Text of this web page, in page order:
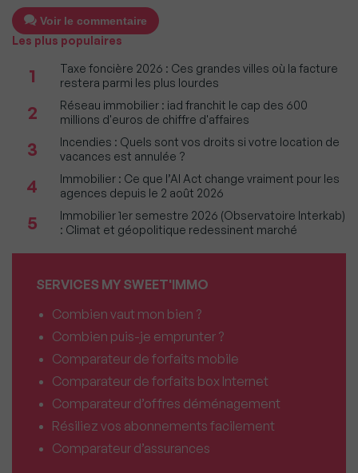
Voir le commentaire
Les plus populaires
1
Taxe foncière 2026 : Ces grandes villes où la facture
restera parmi les plus lourdes
2
Réseau immobilier : iad franchit le cap des 600
millions d'euros de chiffre d'affaires
3
Incendies : Quels sont vos droits si votre location de
vacances est annulée ?
4
Immobilier : Ce que l’AI Act change vraiment pour les
agences depuis le 2 août 2026
5
Immobilier 1er semestre 2026 (Observatoire Interkab)
: Climat et géopolitique redessinent marché
SERVICES MY SWEET'IMMO
Combien vaut mon bien ?
Combien puis-je emprunter ?
Comparateur de forfaits mobile
Comparateur de forfaits box Internet
Comparateur d’offres déménagement
Résiliez vos abonnements facilement
Comparateur d’assurances